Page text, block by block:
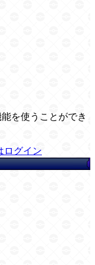
を使うことができ
ログイン